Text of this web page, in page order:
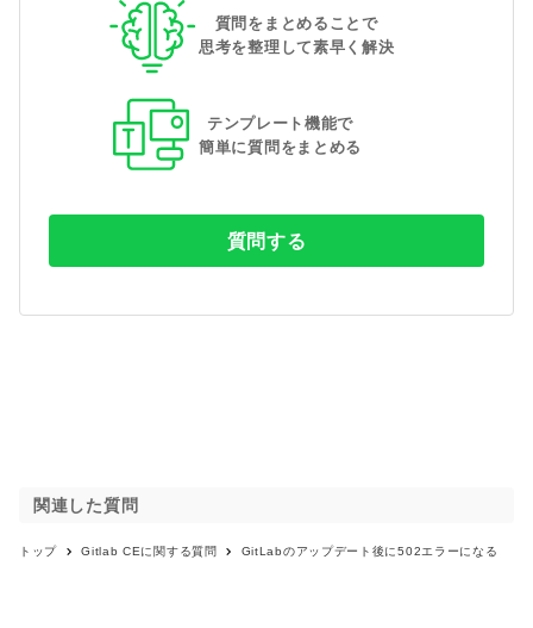
質問をまとめることで
思考を整理して素早く解決
テンプレート機能で
簡単に質問をまとめる
質問する
関連した質問
トップ Gitlab CEに関する質問 GitLabのアップデート後に502エラーになる